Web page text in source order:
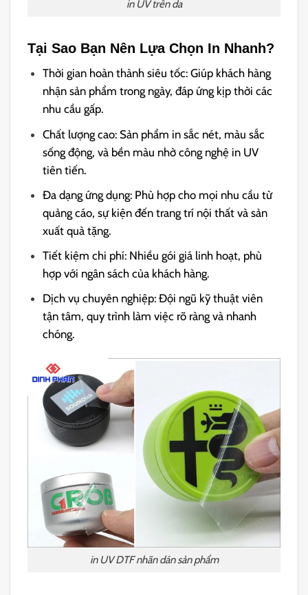
in UV trên da
Tại Sao Bạn Nên Lựa Chọn In Nhanh?
Thời gian hoàn thành siêu tốc: Giúp khách hàng
nhận sản phẩm trong ngày, đáp ứng kịp thời các
nhu cầu gấp.
Chất lượng cao: Sản phẩm in sắc nét, màu sắc
sống động, và bền màu nhờ công nghệ in UV
tiên tiến.
Đa dạng ứng dụng: Phù hợp cho mọi nhu cầu từ
quảng cáo, sự kiện đến trang trí nội thất và sản
xuất quà tặng.
Tiết kiệm chi phí: Nhiều gói giá linh hoạt, phù
hợp với ngân sách của khách hàng.
Dịch vụ chuyên nghiệp: Đội ngũ kỹ thuật viên
tận tâm, quy trình làm việc rõ ràng và nhanh
chóng.
in UV DTF nhãn dán sản phẩm